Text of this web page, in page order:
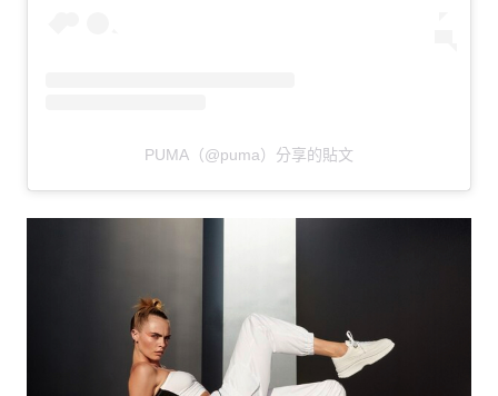
PUMA（@puma）分享的貼文